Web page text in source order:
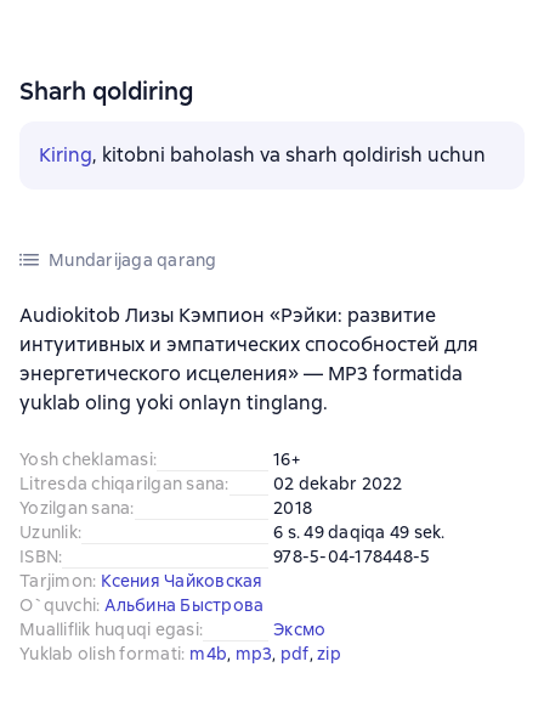
Sharh qoldiring
Kiring, kitobni baholash va sharh qoldirish uchun
Mundarijaga qarang
Audiokitob Лизы Кэмпион «Рэйки: развитие
интуитивных и эмпатических способностей для
энергетического исцеления» — MP3 formatida
yuklab oling yoki onlayn tinglang.
Yosh cheklamasi:
16+
Litresda chiqarilgan sana:
02 dekabr 2022
Yozilgan sana:
2018
Uzunlik:
6 s. 49 daqiqa 49 sek.
ISBN:
978-5-04-178448-5
Tarjimon: Ксения Чайковская
O`quvchi: Альбина Быстрова
Mualliflik huquqi egasi:
Эксмо
Yuklab olish formati: m4b, mp3, pdf, zip